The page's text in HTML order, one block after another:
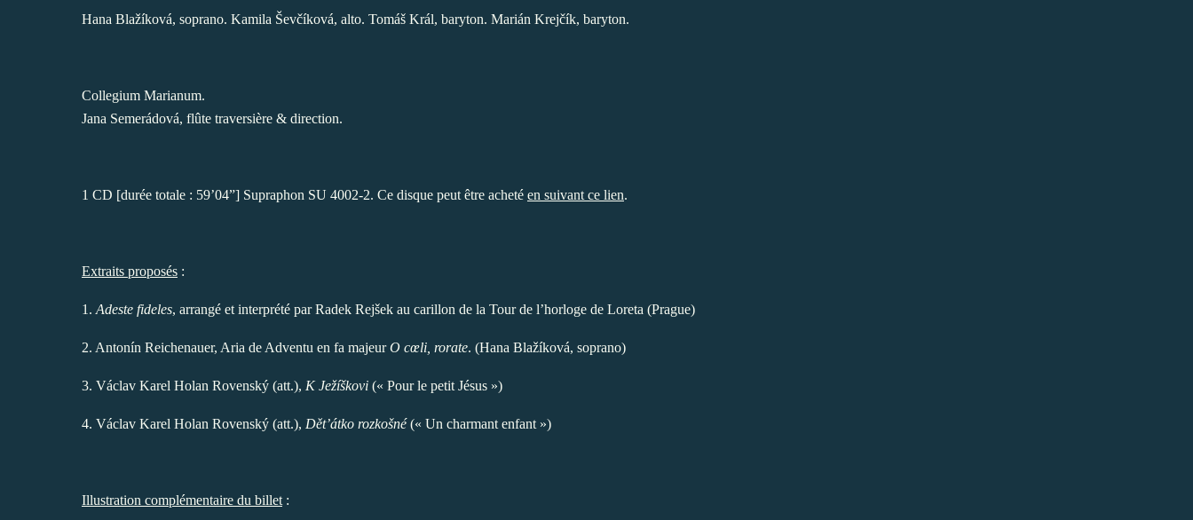
Hana Blažíková, soprano. Kamila Ševčíková, alto. Tomáš Král, baryton. Marián Krejčík, baryton.
Collegium Marianum.
Jana Semerádová, flûte traversière & direction.
1 CD [durée totale : 59’04”] Supraphon SU 4002-2. Ce disque peut être acheté en suivant ce lien.
Extraits proposés :
1. Adeste fideles, arrangé et interprété par Radek Rejšek au carillon de la Tour de l’horloge de Loreta (Prague)
2. Antonín Reichenauer, Aria de Adventu en fa majeurO cœli, rorate. (Hana Blažíková, soprano)
3. Václav Karel Holan Rovenský (att.), K Ježíškovi (« Pour le petit Jésus »)
4. Václav Karel Holan Rovenský (att.), Dět’átko rozkošné(« Un charmant enfant »)
Illustration complémentaire du billet :